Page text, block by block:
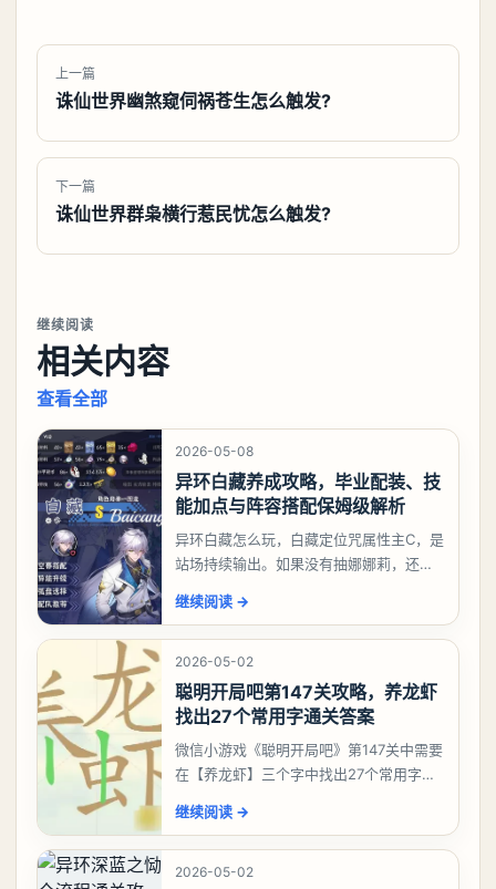
上一篇
诛仙世界幽煞窥伺祸苍生怎么触发?
下一篇
诛仙世界群枭横行惹民忧怎么触发?
继续阅读
相关内容
查看全部
2026-05-08
异环白藏养成攻略，毕业配装、技
能加点与阵容搭配保姆级解析
异环白藏怎么玩，白藏定位咒属性主C，是
站场持续输出。如果没有抽娜娜莉，还没
有娜娜莉缺另外一个二队C想打深渊也可以
考虑养个白藏
继续阅读 →
2026-05-02
聪明开局吧第147关攻略，养龙虾
找出27个常用字通关答案
微信小游戏《聪明开局吧》第147关中需要
在【养龙虾】三个字中找出27个常用字，
大、夫、夰、巾、中、虫、下、虾、卜、
囗、吓、卟、
继续阅读 →
2026-05-02